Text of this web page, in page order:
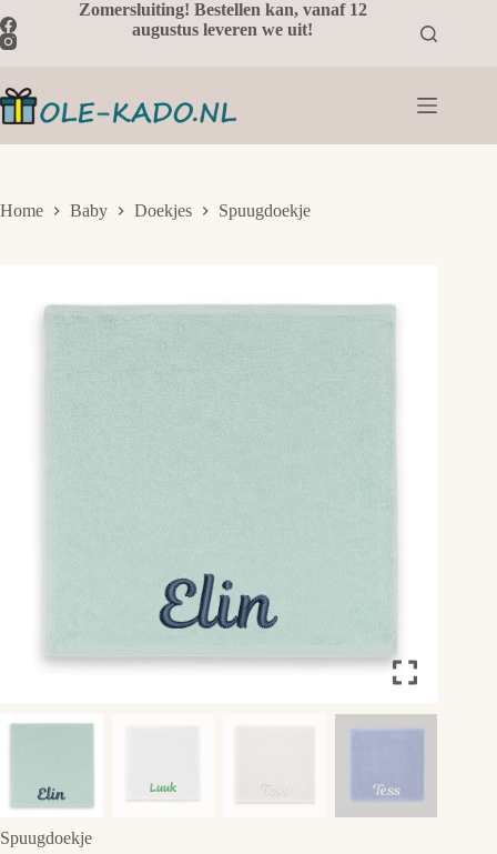
naar
de
Zomersluiting! Bestellen kan, vanaf 12
augustus leveren we uit!
Home Baby Doekjes Spuugdoekje
Spuugdoekje